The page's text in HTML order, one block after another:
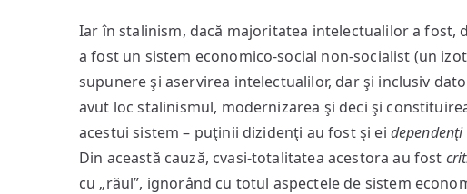
Iar în stalinism, dacă majoritatea intelectualilor a fost,
a fost un sistem economico-social non-socialist (un
supunere şi aservirea intelectualilor, dar şi inclusiv
avut loc stalinismul, modernizarea şi deci şi
acestui sistem – puţinii dizidenţi au fost şi ei
Din această cauză, cvasi-totalitatea acestora au fost
cu „răul”, ignorând cu totul aspectele de sistem